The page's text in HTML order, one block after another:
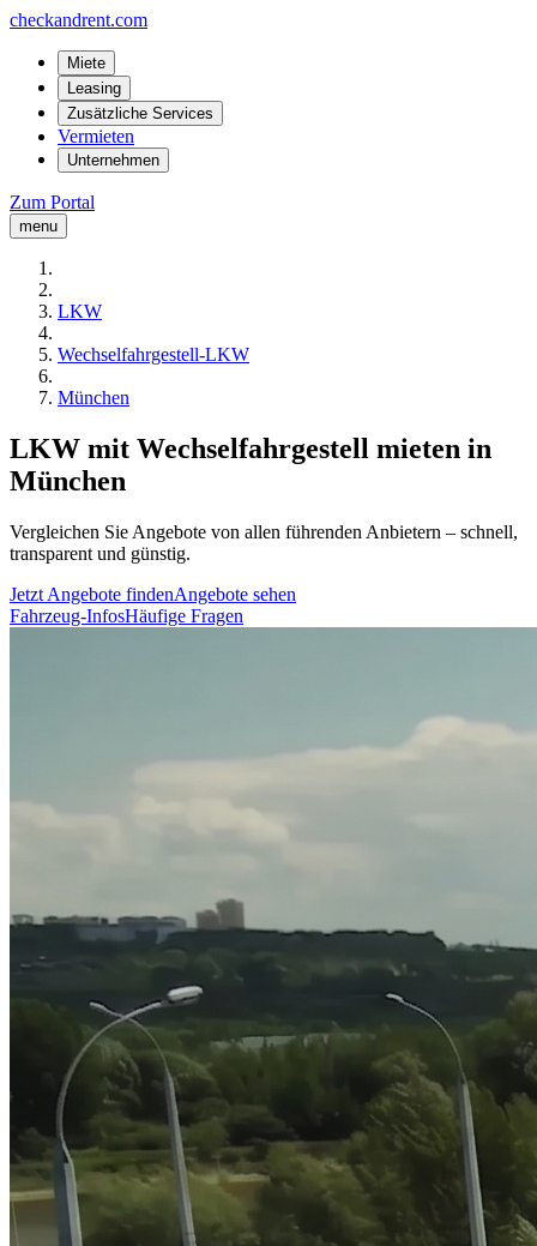
checkandrent.com
Miete
Leasing
Zusätzliche Services
Vermieten
Unternehmen
Zum Portal
menu
LKW
Wechselfahrgestell-LKW
München
LKW mit Wechselfahrgestell mieten in
München
Vergleichen Sie Angebote von allen führenden Anbietern – schnell,
transparent und günstig.
Jetzt Angebote findenAngebote sehen
Fahrzeug-InfosHäufige Fragen